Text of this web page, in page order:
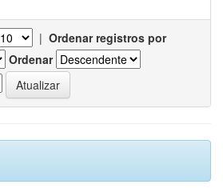
| Ordenar registros por
Ordenar